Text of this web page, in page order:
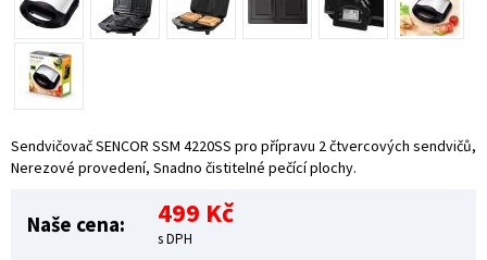
Sendvičovač SENCOR SSM 4220SS pro přípravu 2 čtvercových sendvičů,
Nerezové provedení, Snadno čistitelné pečící plochy.
Naše cena: 499 Kč
s DPH